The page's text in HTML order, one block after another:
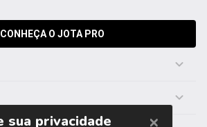
CONHEÇA O JOTA PRO